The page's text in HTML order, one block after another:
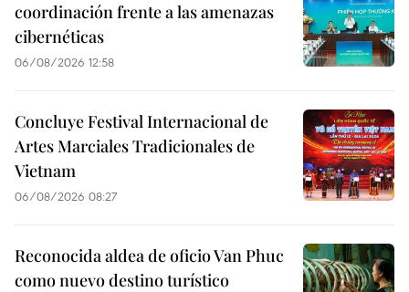
coordinación frente a las amenazas
cibernéticas
06/08/2026 12:58
Concluye Festival Internacional de
Artes Marciales Tradicionales de
Vietnam
06/08/2026 08:27
Reconocida aldea de oficio Van Phuc
como nuevo destino turístico